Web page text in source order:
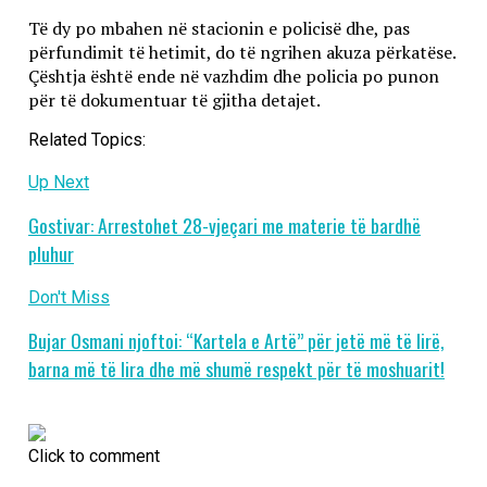
Të dy po mbahen në stacionin e policisë dhe, pas
përfundimit të hetimit, do të ngrihen akuza përkatëse.
Çështja është ende në vazhdim dhe policia po punon
për të dokumentuar të gjitha detajet.
Related Topics:
Up Next
Gostivar: Arrestohet 28-vjeçari me materie të bardhë
pluhur
Don't Miss
Bujar Osmani njoftoi: “Kartela e Artë” për jetë më të lirë,
barna më të lira dhe më shumë respekt për të moshuarit!
Click to comment